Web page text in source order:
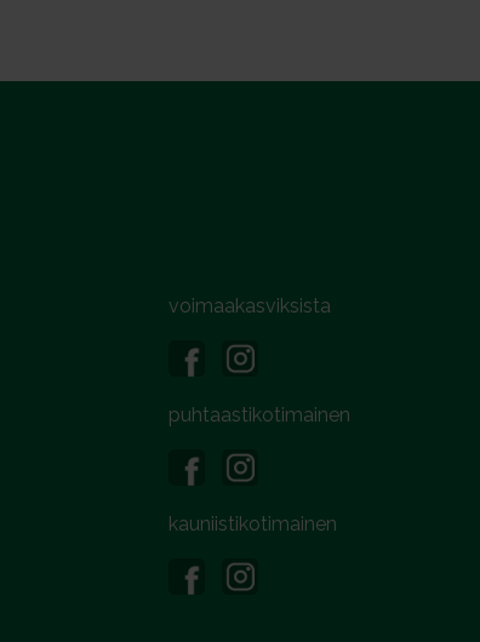
voimaakasviksista
puhtaastikotimainen
kauniistikotimainen